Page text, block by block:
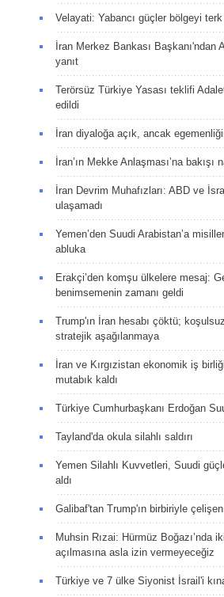
Velayati: Yabancı güçler bölgeyi
İran Merkez Bankası Başkanı'ndan
yanıt
Terörsüz Türkiye Yasası teklifi
edildi
İran diyaloğa açık, ancak
İran’ın Mekke Anlaşması’na bakışı
İran Devrim Muhafızları: ABD ve
ulaşamadı
Yemen’den Suudi Arabistan’a
abluka
Erakçi’den komşu ülkelere mesaj:
benimsemenin zamanı geldi
Trump'ın İran hesabı çöktü;
stratejik aşağılanmaya
İran ve Kırgızistan ekonomik iş
mutabık kaldı
Türkiye Cumhurbaşkanı Erdoğan
Tayland'da okula silahlı saldırı
Yemen Silahlı Kuvvetleri, Suudi
aldı
Galibaf'tan Trump'ın birbiriyle
Muhsin Rızai: Hürmüz Boğazı’nda
açılmasına asla izin vermeyeceğiz
Türkiye ve 7 ülke Siyonist İsrail'i